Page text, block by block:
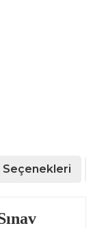
Seçenekleri